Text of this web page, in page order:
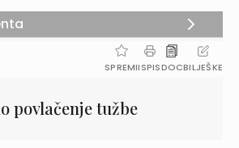
SPREMIISPISDOCBILJEŠKE
povlačenje tužbe